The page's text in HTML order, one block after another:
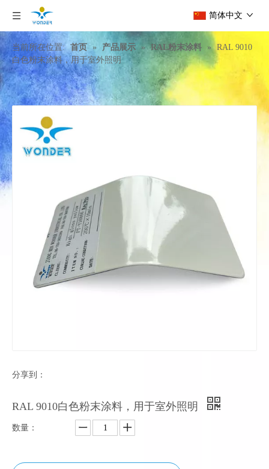
简体中文
当前所在位置: 首页 » 产品展示 » RAL粉末涂料 » RAL 9010
白色粉末涂料，用于室外照明
分享到：
RAL 9010白色粉末涂料，用于室外照明
数量：